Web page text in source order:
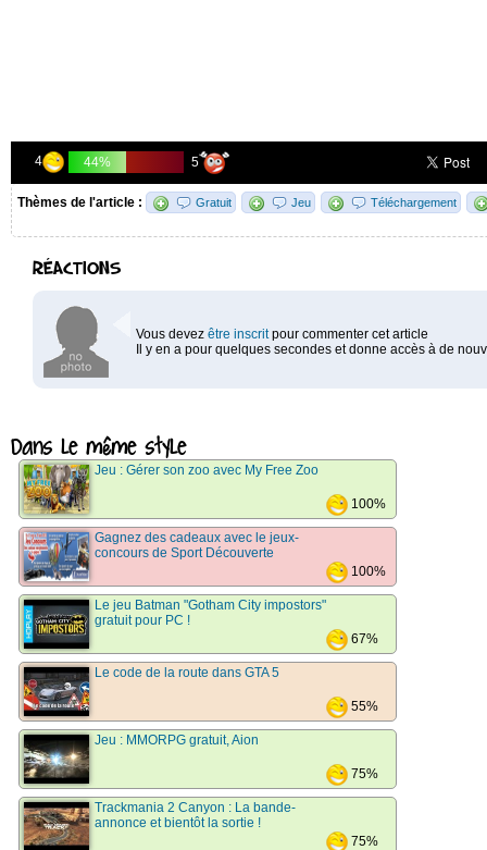
4 44% 5
Thèmes de l'article : Gratuit Jeu Téléchargement
RÉACTIONS
Vous devez être inscritpour commenter cet article
Il y en a pour quelques secondes et donne accès à de
Dans le même style
Jeu : Gérer son zoo avec My Free Zoo
100%
Gagnez des cadeaux avec le jeux-
concours de Sport Découverte
100%
Le jeu Batman "Gotham City impostors"
gratuit pour PC !
67%
Le code de la route dans GTA 5
55%
Jeu : MMORPG gratuit, Aion
75%
Trackmania 2 Canyon : La bande-
annonce et bientôt la sortie !
75%